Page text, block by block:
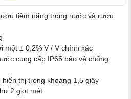
tiềm năng trong nước và rượu
một ± 0,2% V / V chính xác
cung cấp IP65 bảo vệ chống
thị trong khoảng 1,5 giây
2 giọt mét